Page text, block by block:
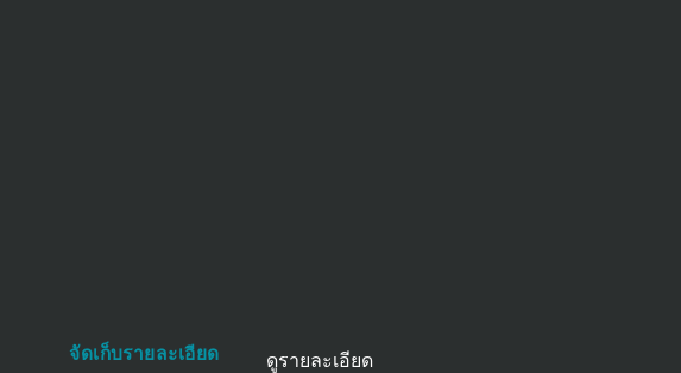
จัดเก็บรายละเอียด ดูรายละเอียด